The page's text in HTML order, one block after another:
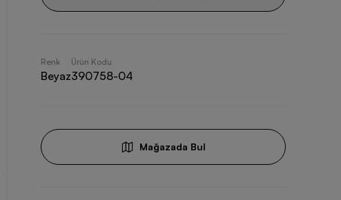
Renk
Beyaz
Ürün Kodu
390758-04
Mağazada Bul